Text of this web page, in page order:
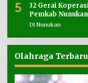
5
32 Gerai
Pemkab
Di Nunukan
Olahraga Terbaru